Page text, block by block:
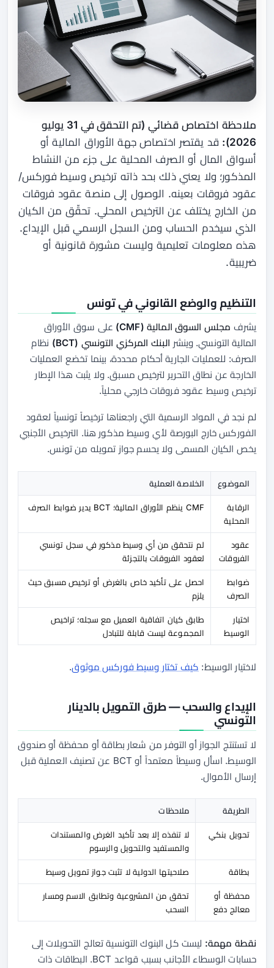
ملاحظة اختصاص قضائي (تم التحقق في 31 يوليو
2026):
قد يقتصر اختصاص جهة الأوراق المالية أو
أسواق المال أو الصرف المحلية على جزء من النشاط
المذكور؛ ولا يعني ذلك بحد ذاته ترخيص وسيط فوركس/
عقود فروقات بعينه. الوصول إلى منصة عقود فروقات
من الخارج يختلف عن الترخيص المحلي. تحقّق من الكيان
الذي سيخدم الحساب ومن السجل الرسمي قبل الإيداع.
هذه معلومات تعليمية وليست مشورة قانونية أو
ضريبية.
التنظيم والوضع القانوني في تونس
يشرف مجلس السوق المالية (CMF)
على سوق الأوراق
المالية التونسي. وينشر البنك المركزي التونسي (BCT)
نظام
الصرف: للعمليات الجارية أحكام محددة، بينما تخضع العمليات
الخارجة عن نطاق التحرير لترخيص مسبق. ولا يثبت هذا الإطار
ترخيص وسيط عقود فروقات خارجي محلياً.
لم نجد في المواد الرسمية التي راجعناها ترخيصاً تونسياً لعقود
الفوركس خارج البورصة لأي وسيط مذكور هنا. الترخيص الأجنبي
يخص الكيان المسمى ولا يحسم جواز تمويله من تونس.
الموضوع الخلاصة العملية
الرقابة
المحلية
CMF ينظم الأوراق المالية؛ BCT يدير ضوابط الصرف
عقود
الفروقات
لم نتحقق من أي وسيط مذكور في سجل تونسي
لعقود الفروقات بالتجزئة
ضوابط
الصرف
احصل على تأكيد خاص بالغرض أو ترخيص مسبق حيث
يلزم
اختيار
الوسيط
طابق كيان اتفاقية العميل مع سجله؛ تراخيص
المجموعة ليست قابلة للتبادل
لاختيار الوسيط: كيف تختار وسيط فوركس موثوق.
الإيداع والسحب — طرق التمويل بالدينار
التونسي
لا تستنتج الجواز أو التوفر من شعار بطاقة أو محفظة أو صندوق
الوسيط. اسأل وسيطاً معتمداً أو BCT عن تصنيف العملية قبل
إرسال الأموال.
الطريقة ملاحظات
تحويل بنكي
لا تنفذه إلا بعد تأكيد الغرض والمستندات
والمستفيد والتحويل والرسوم
بطاقة صلاحيتها الدولية لا تثبت جواز تمويل وسيط
محفظة أو
معالج دفع
تحقق من المشروعية وتطابق الاسم ومسار
السحب
نقطة مهمة: ليست كل البنوك التونسية تعالج التحويلات إلى
حسابات الوسطاء الأجانب بسبب قواعد BCT. البطاقات ذات